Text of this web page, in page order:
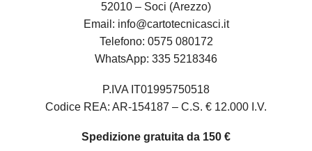
52010 – Soci (Arezzo)
Email: info@cartotecnicasci.it
Telefono: 0575 080172
WhatsApp: 335 5218346
P.IVA IT01995750518
Codice REA: AR-154187 – C.S. € 12.000 I.V.
Spedizione gratuita da 150 €